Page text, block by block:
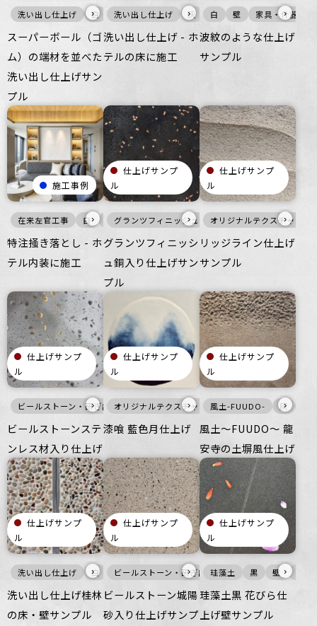
洗い出し仕上げ 白 壁 ざらざら ごつごつ 公共空間 その他
›
スーパーボール（ゴ
ム）の端材を並べた
洗い出し仕上げサン
プル
洗い出し仕上げ 灰 寒色 床 ごつごつ
›
洗い出し仕上げ - ホ
テルの床に施工
白 壁 家具・什器
›
波紋のような仕上げ
サンプル
施工事例
在来左官工事 白 ざらざら 宿泊施設
›
特注掻き落とし - ホ
テル内装に施工
仕上げサンプ
ル
グランツフィニッシュ 黒 メタル 壁
›
グランツフィニッシ
ュ銅入り仕上げサン
プル
仕上げサンプ
ル
オリジナルテクスチャ・特
›
リッジライン仕上げ
サンプル
仕上げサンプ
ル
ビールストーン・研ぎ出し仕上げ 白 メタル 壁 床 家具・什器
›
ビールストーンステ
ンレス材入り仕上げ
仕上げサンプ
ル
オリジナルテクスチャ・特殊左官 白 寒色
›
漆喰 藍色月仕上げ
仕上げサンプ
ル
風土-FUUDO- 灰
›
風土～FUUDO～ 龍
安寺の土塀風仕上げ
仕上げサンプ
ル
洗い出し仕上げ 白 暖色 寒色 壁 床 ごつごつ 宿泊施設
›
洗い出し仕上げ桂林
の床・壁サンプル
仕上げサンプ
ル
ビールストーン・研ぎ出し仕上げ 白 寒色
›
ビールストーン城陽
砂入り仕上げサンプ
仕上げサンプ
ル
珪藻土 黒 壁 ›
珪藻土黒 花びら仕
上げ壁サンプル